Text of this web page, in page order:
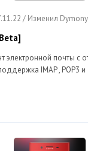
/ Изменил
электронной почты с
IMAP , POP3